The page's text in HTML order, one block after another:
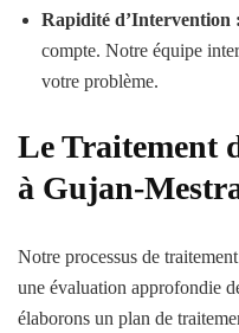
Rapidité d’Intervention :
compte. Notre équipe
votre problème.
Le Traitement
à Gujan-
Notre processus de
une évaluation approfondie
élaborons un plan de